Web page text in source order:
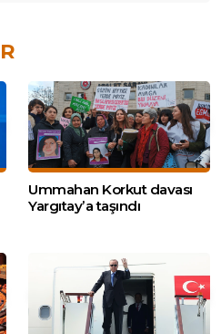
Ummahan Korkut davası
Yargıtay’a taşındı